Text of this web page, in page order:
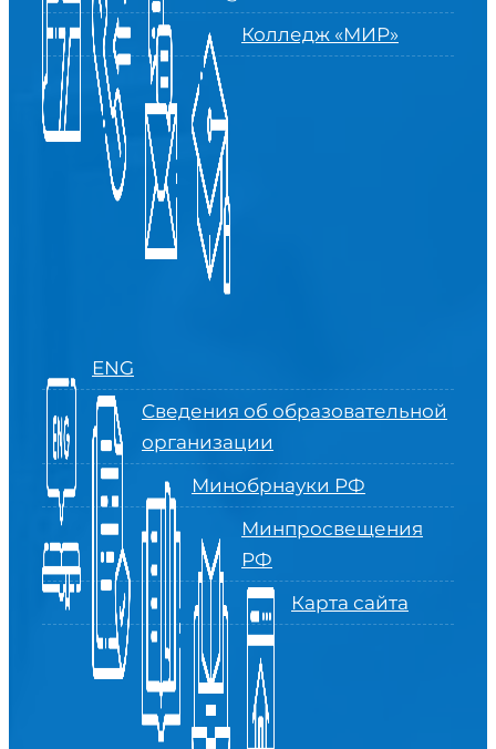
Колледж «МИР»
ENG
Сведения об образовательной
организации
Минобрнауки РФ
Минпросвещения
РФ
Карта сайта